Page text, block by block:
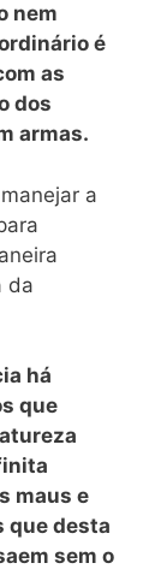
nem
é
as
dos
armas.
a
da
há
que
maus e
que desta
sem o